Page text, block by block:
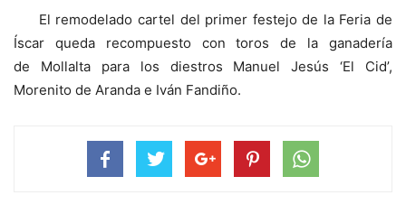
El remodelado cartel del primer festejo de la Feria de
Íscar queda recompuesto con toros de la ganadería
de Mollalta para los diestros Manuel Jesús ‘El Cid’,
Morenito de Aranda e Iván Fandiño.